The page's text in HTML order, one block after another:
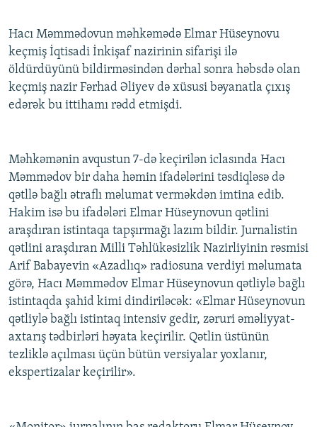
Hacı Məmmədovun məhkəmədə Elmar Hüseynovu
keçmiş İqtisadi İnkişaf nazirinin sifarişi ilə
öldürdüyünü bildirməsindən dərhal sonra həbsdə olan
keçmiş nazir Fərhad Əliyev də xüsusi bəyanatla çıxış
edərək bu ittihamı rədd etmişdi.
Məhkəmənin avqustun 7-də keçirilən iclasında Hacı
Məmmədov bir daha həmin ifadələrini təsdiqləsə də
qətllə bağlı ətraflı məlumat verməkdən imtina edib.
Hakim isə bu ifadələri Elmar Hüseynovun qətlini
araşdıran istintaqa tapşırmağı lazım bildir. Jurnalistin
qətlini araşdıran Milli Təhlükəsizlik Nazirliyinin rəsmisi
Arif Babayevin «Azadlıq» radiosuna verdiyi məlumata
görə, Hacı Məmmədov Elmar Hüseynovun qətliylə bağlı
istintaqda şahid kimi dindiriləcək: «Elmar Hüseynovun
qətliylə bağlı istintaq intensiv gedir, zəruri əməliyyat-
axtarış tədbirləri həyata keçirilir. Qətlin üstünün
tezliklə açılması üçün bütün versiyalar yoxlanır,
ekspertizalar keçirilir».